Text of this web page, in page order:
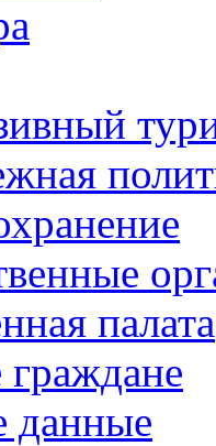
палата
данные